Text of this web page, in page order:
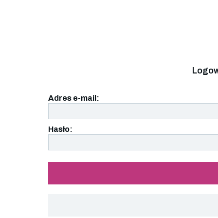
Adres e-mail:
Hasło: